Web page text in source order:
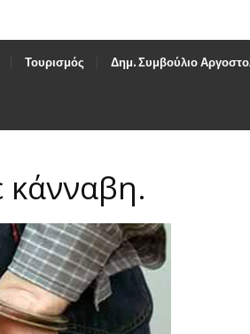
Τουρισμός Δημ. Συμβούλιο
κάνναβη.